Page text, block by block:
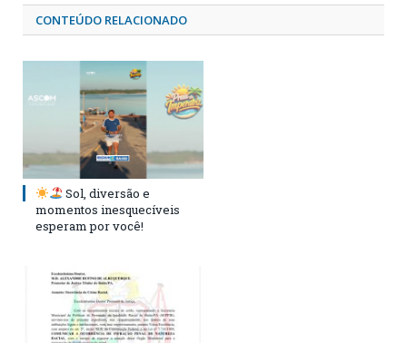
CONTEÚDO RELACIONADO
Sol, diversão e
momentos inesquecíveis
esperam por você!